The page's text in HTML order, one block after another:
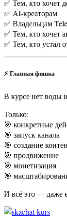
✅ Тем, кто хочет
✅ AI-креаторам
✅ Владельцам
✅ Тем, кто хочет
✅ Тем, кто устал
⚡ Главная фишка
В курсе нет воды
Только:
🎯 конкретные
🎯 запуск канала
🎯 создание
🎯 продвижение
🎯 монетизация
🎯
И всё это — даже